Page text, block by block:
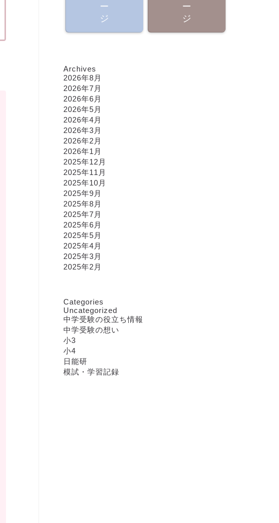
ー
ジ
ー
ジ
Archives
2026年8月
2026年7月
2026年6月
2026年5月
2026年4月
2026年3月
2026年2月
2026年1月
2025年12月
2025年11月
2025年10月
2025年9月
2025年8月
2025年7月
2025年6月
2025年5月
2025年4月
2025年3月
2025年2月
Categories
Uncategorized
中学受験の役立ち情報
中学受験の想い
小3
小4
日能研
模試・学習記録